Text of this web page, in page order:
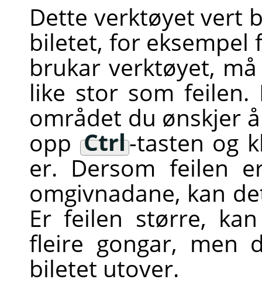
Dette verktøyet vert
biletet, for eksempel
brukar verktøyet,
like stor som
området du ønskjer
opp Ctrl-tasten og
er. Dersom feilen
omgivnadane, kan
Er feilen større,
fleire gongar, men
biletet utover.